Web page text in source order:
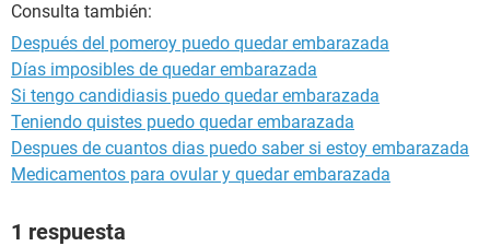
Consulta también:
Después del pomeroy puedo quedar embarazada
Días imposibles de quedar embarazada
Si tengo candidiasis puedo quedar embarazada
Teniendo quistes puedo quedar embarazada
Despues de cuantos dias puedo saber si estoy embarazada
Medicamentos para ovular y quedar embarazada
1 respuesta